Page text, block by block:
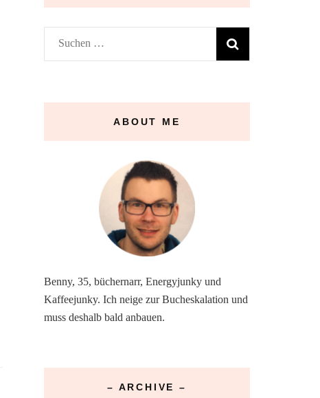
Suchen
nach:
ABOUT ME
Benny, 35, büchernarr, Energyjunky und
Kaffeejunky. Ich neige zur Bucheskalation und
muss deshalb bald anbauen.
– ARCHIVE –